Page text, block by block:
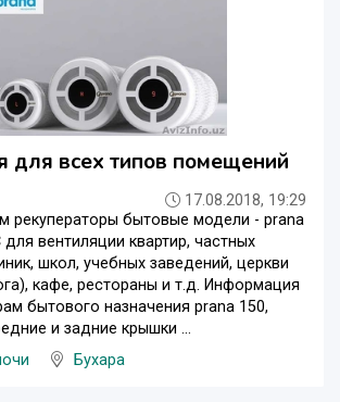
для всех типов помещений
17.08.2018, 19:29
рекуператоры бытовые модели - prana
для вентиляции квартир, частных
школ, учебных заведений, церкви
кафе, рестораны и т.д. Информация
бытового назначения prana 150,
и задние крышки ...
Бухара